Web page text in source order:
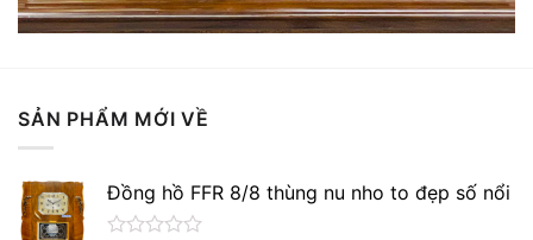
SẢN PHẨM MỚI VỀ
Đồng hồ FFR 8/8 thùng nu nho to đẹp số nổi